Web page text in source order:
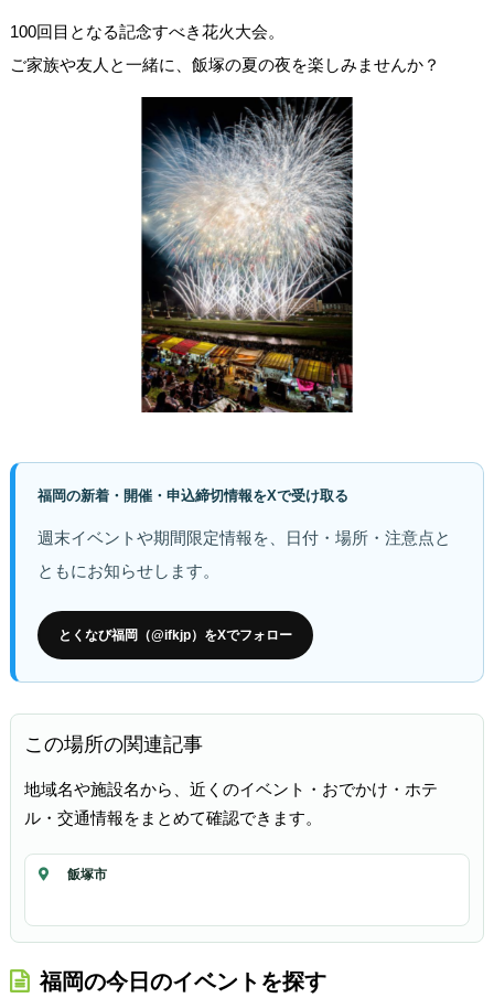
100回目となる記念すべき花火大会。
ご家族や友人と一緒に、飯塚の夏の夜を楽しみませんか？
福岡の新着・開催・申込締切情報をXで受け取る
週末イベントや期間限定情報を、日付・場所・注意点と
ともにお知らせします。
とくなび福岡（@ifkjp）をXでフォロー
この場所の関連記事
地域名や施設名から、近くのイベント・おでかけ・ホテ
ル・交通情報をまとめて確認できます。
飯塚市
福岡の今日のイベントを探す